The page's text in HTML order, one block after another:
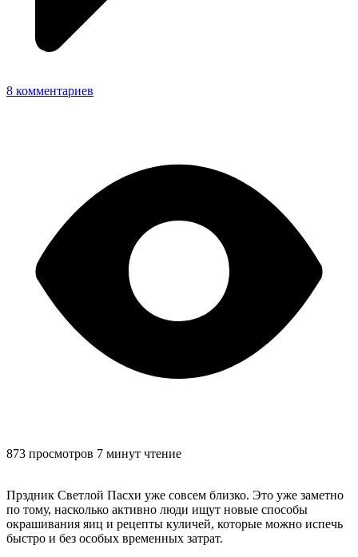
8 комментариев
873 просмотров 7 минут чтение
Прздник Светлой Пасхи уже совсем близко. Это уже заметно
по тому, насколько активно люди ищут новые способы
окрашивания яиц и рецепты куличей, которые можно испечь
быстро и без особых временных затрат.